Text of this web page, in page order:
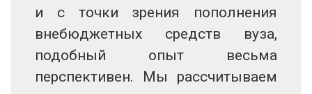
и с точки зрения пополнения
внебюджетных средств вуза,
подобный опыт весьма
перспективен. Мы рассчитываем